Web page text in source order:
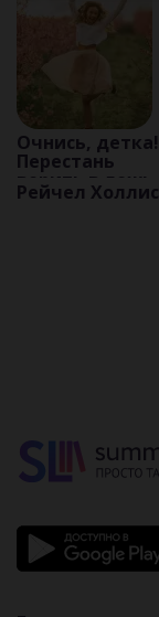
Очнись, детка!
Перестань
верить в ложь
о том, кто ты
Рейчел Холлис